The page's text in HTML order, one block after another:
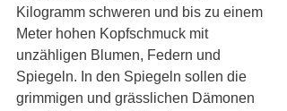
Kilogramm schweren und bis zu einem
Meter hohen Kopfschmuck mit
unzähligen Blumen, Federn und
Spiegeln. In den Spiegeln sollen die
grimmigen und grässlichen Dämonen